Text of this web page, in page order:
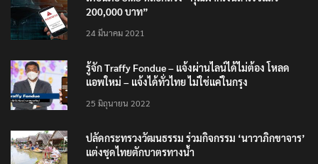
200,000 บาท”
24 มีนาคม 2021
รู้จัก Traffy Fondue – แจ้งผ่านไลน์ได้ไม่ต้อง โหลด
แอพใหม่ – แจ้งได้ทั่วไทย ไม่ใช่แค่ในกรุง
25 มิถุนายน 2022
ปลัดกระทรวงวัฒนธรรม ร่วมกิจกรรม ‘นาวาภิกขาจาร’
แต่งชุดไทยตักบาตรทางน้ำ